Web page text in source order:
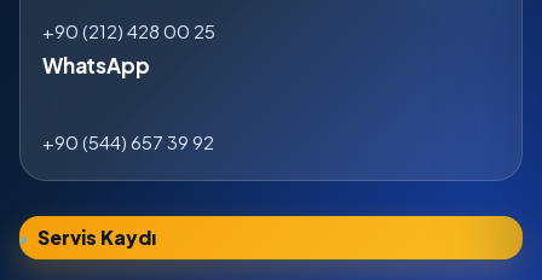
+90 (212) 428 00 25
WhatsApp
+90 (544) 657 39 92
Servis Kaydı